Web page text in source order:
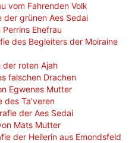
vom Fahrenden Volk
der grünen Aes Sedai
Ehefrau
des Begleiters der Moiraine
der roten Ajah
falschen Drachen
Egwenes Mutter
des Ta’veren
der Aes Sedai
Mats Mutter
der Heilerin aus Emondsfeld